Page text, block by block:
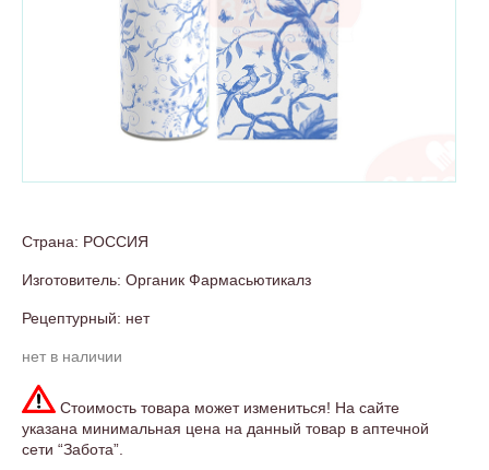
Страна: РОССИЯ
Изготовитель: Органик Фармасьютикалз
Рецептурный: нет
нет в наличии
Стоимость товара может измениться! На сайте
указана минимальная цена на данный товар в аптечной
сети “Забота”.